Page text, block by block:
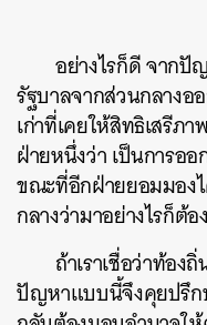
อย่างไรก็ดี จากปั
รัฐบาลจากส่วนกลาง
เก่าที่เคยให้สิทธิเสรีภ
ฝ่ายหนึ่งว่า เป็นการอ
ขณะที่อีกฝ่ายยอมมอง
กลางว่ามาอย่างไรก็ต้
ถ้าเราเชื่อว่าท้อ
ปัญหาแบบนี้จึงคุยปรึก